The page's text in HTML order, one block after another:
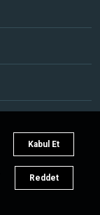
Kabul Et
Reddet